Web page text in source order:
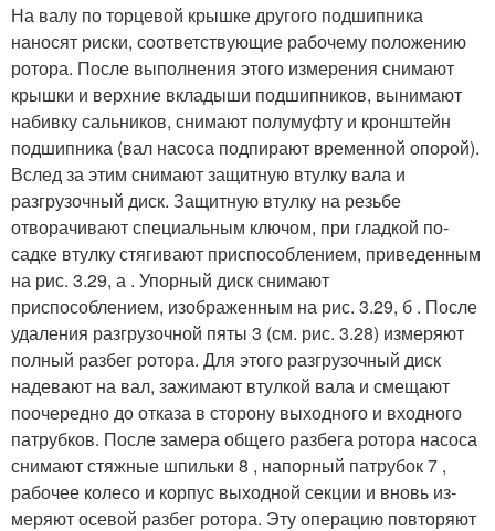
На валу по торцевой крыш­ке другого подшипника
наносят рис­ки, соответствующие рабочему поло­жению
ротора. После выполнения этого измерения снимают
крышки и верхние вкладыши подшипников, вынимают
набивку сальников, сни­мают полумуфту и кронштейн
под­шипника (вал насоса подпирают временной опорой).
Вслед за этим снимают защитную втулку вала и
разгрузочный диск. Защитную втул­ку на резьбе
отворачивают специ­альным ключом, при гладкой по­
садке втулку стягивают приспособ­лением, приведенным
на рис. 3.29, а . Упорный диск сни­мают
приспособлением, изобра­женным на рис. 3.29, б . После
уда­ления разгрузочной пяты 3 (см. рис. 3.28) измеряют
полный разбег ротора. Для этого разгрузочный диск
надевают на вал, зажимают втулкой вала и смещают
поочередно до отказа в сторону выходного и входного
патрубков. После замера общего разбега ротора насоса
сни­мают стяжные шпильки 8 , напор­ный патрубок 7 ,
рабочее колесо и корпус выходной секции и вновь из­
меряют осевой разбег ротора. Эту операцию повторяют